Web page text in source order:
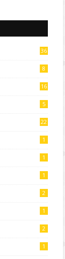
36
8
16
5
22
1
1
1
2
1
2
1